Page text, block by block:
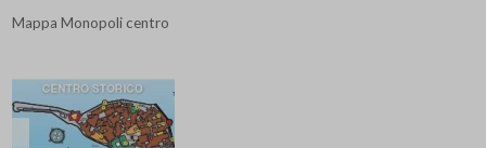
Mappa Monopoli centro